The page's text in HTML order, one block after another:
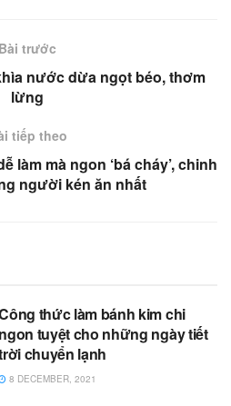
Bài trước
nước dừa ngọt béo, thơm
lừng
tiếp theo
làm mà ngon ‘bá cháy’, chinh
người kén ăn nhất
thức làm bánh kim chi
ngon tuyệt cho những ngày tiết
chuyển lạnh
8 DECEMBER, 2021